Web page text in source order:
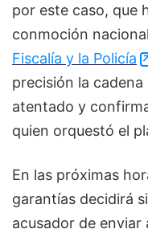
por este caso, que
conmoción
Fiscalía y la Policía
precisión la
atentado y
quien orquestó el
En las próximas
garantías decidirá
acusador de